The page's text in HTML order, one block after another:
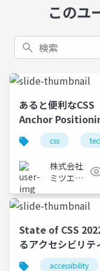
このユ
検索
あると便利なCSS
Anchor
css
株式会社
ミツエー
State of CSS
るアクセシビリテ
連機能 accessibility